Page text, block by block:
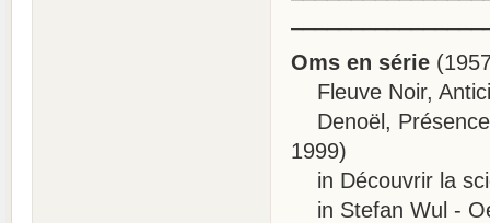
Oms en série
Fleuve Noir,
Denoël, Présence
1999)
in Découvrir la
in Stefan Wul -